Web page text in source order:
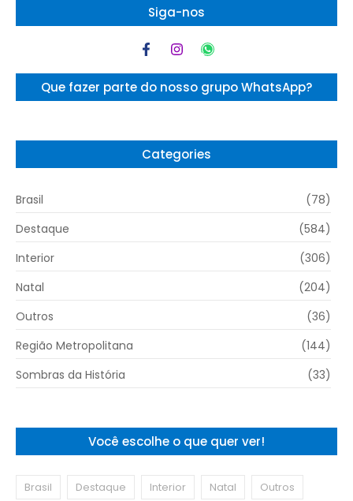
Siga-nos
Que fazer parte do nosso grupo WhatsApp?
Categories
Brasil
(78)
Destaque
(584)
Interior
(306)
Natal
(204)
Outros
(36)
Região Metropolitana
(144)
Sombras da História
(33)
Você escolhe o que quer ver!
Brasil Destaque Interior Natal Outros